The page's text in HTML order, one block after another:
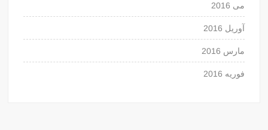
می 2016
آوریل 2016
مارس 2016
فوریه 2016